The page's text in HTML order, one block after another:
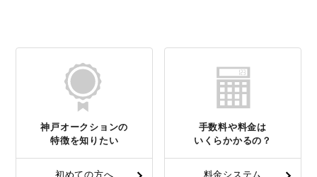
神戸オークションの
特徴を知りたい
初めての方へ
手数料や料金は
いくらかかるの？
料金システム